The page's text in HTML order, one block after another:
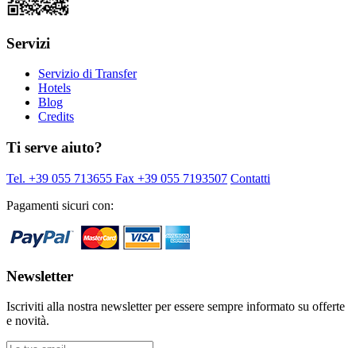
Servizi
Servizio di Transfer
Hotels
Blog
Credits
Ti serve aiuto?
Tel. +39 055 713655 Fax +39 055 7193507 Contatti
Pagamenti sicuri con:
Newsletter
Iscriviti alla nostra newsletter per essere sempre informato su offerte
e novità.